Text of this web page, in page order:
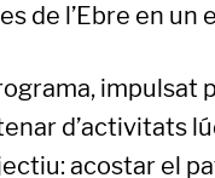
de l’Ebre en
impulsat
d’activitats
acostar el